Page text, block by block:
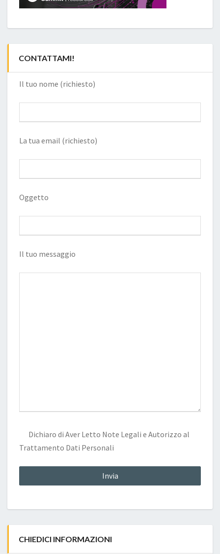
CONTATTAMI!
Il tuo nome (richiesto)
La tua email (richiesto)
Oggetto
Il tuo messaggio
Dichiaro di Aver Letto Note Legali e Autorizzo al
Trattamento Dati Personali
CHIEDICI INFORMAZIONI